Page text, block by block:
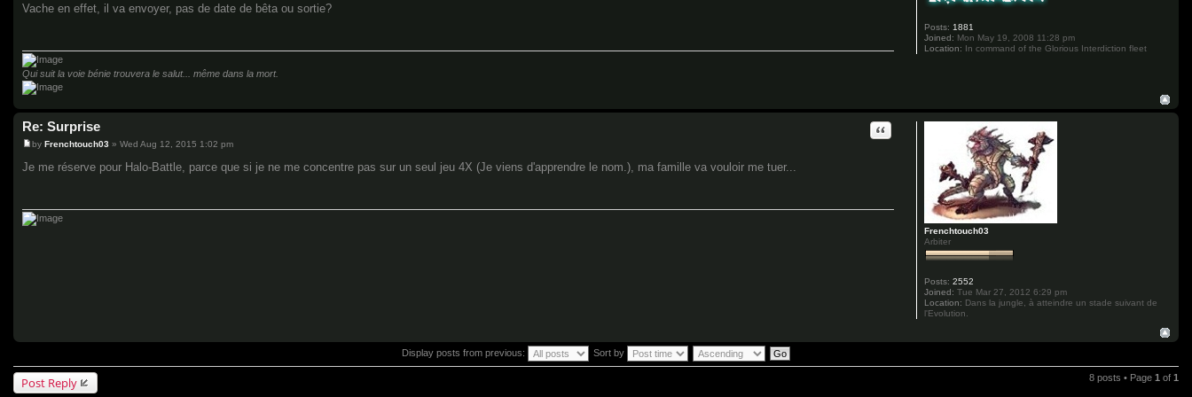
Posts: 1881
Joined: Mon May 19, 2008 11:28 pm
Location: In command of the Glorious Interdiction fleet
s
Vache en effet, il va envoyer, pas de date de bêta ou sortie?
Qui suit la voie bénie trouvera le salut... même dans la mort.
Frenchtouch03
Arbiter
Posts: 2552
Joined: Tue Mar 27, 2012 6:29 pm
Location: Dans la jungle, à atteindre un stade suivant de
l'Evolution.
Re: Surprise Quote
P
s
by Frenchtouch03 » Wed Aug 12, 2015 1:02 pm
Je me réserve pour Halo-Battle, parce que si je ne me concentre pas sur un seul jeu 4X (Je viens d'apprendre le nom.), ma famille va vouloir me tuer...
Display posts from previous: Sort by
Post Reply 8 posts • Page 1 of 1